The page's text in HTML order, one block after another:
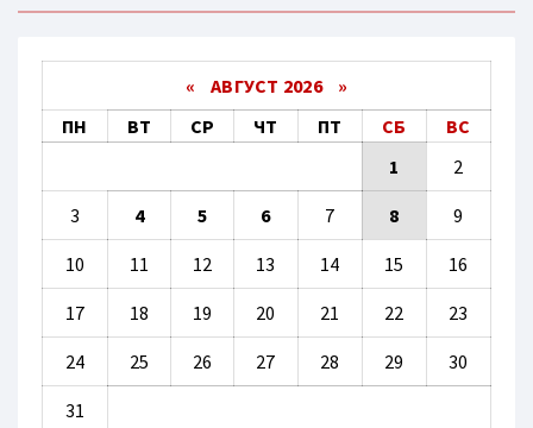
« АВГУСТ 2026 »
ПН
ВТ СР ЧТ ПТ СБ
ВС
1
2
3 4 5 6 7 8 9
10 11 12 13 14 15 16
17 18 19 20 21 22 23
24 25 26 27 28 29 30
31